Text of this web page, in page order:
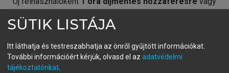
fiókoddal,vagy hozz létre új fiókot.
A regisztráció után apróbaidőszakautomatikusan
SÜTIK LISTÁJA
Itt láthatja és testreszabhatja az önről gyűjtött információkat.
További információért kérjük, olvasd el az adatvédelmi
tájékoztatónkat